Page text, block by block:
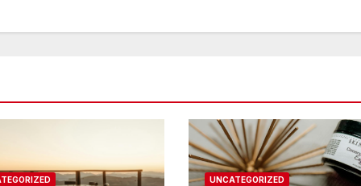
UNCATEGORIZED